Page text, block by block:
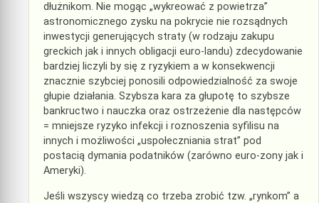
dłużnikom. Nie mogąc „wykreować z powietrza”
astronomicznego zysku na pokrycie nie rozsądnych
inwestycji generujących straty (w rodzaju zakupu
greckich jak i innych obligacji euro-landu) zdecydowanie
bardziej liczyli by się z ryzykiem a w konsekwencji
znacznie szybciej ponosili odpowiedzialność za swoje
głupie działania. Szybsza kara za głupotę to szybsze
bankructwo i nauczka oraz ostrzeżenie dla następców
= mniejsze ryzyko infekcji i roznoszenia syfilisu na
innych i możliwości „uspołeczniania strat” pod
postacią dymania podatników (zarówno euro-zony jak i
Ameryki).
Jeśli wszyscy wiedzą co trzeba zrobić tzw. „rynkom” a